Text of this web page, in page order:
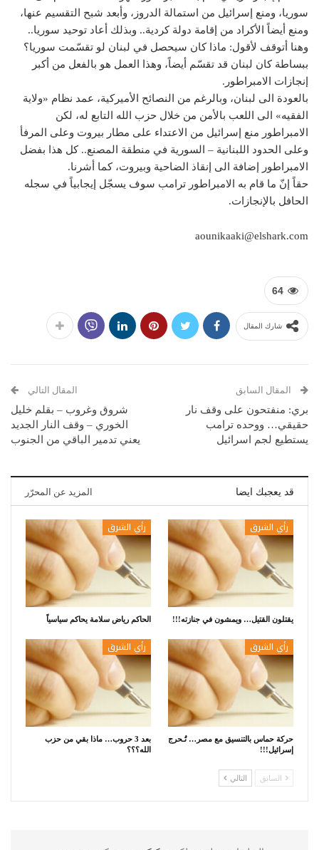
سوريا، ومنع إسرائيل من استمالة الدروز، وأبعد شبح التقسيم عنها،
ومنع أيضاً الأكراد من إقامة دولة كردية.. وبذلك أعاد توحيد سوريا..
وهنا أتوقف لأقول: ماذا كان سيحصل في لبنان لو تقسّمت سوريا؟
ببساطة كان لبنان قد تقسّم أيضاً، وهذا العمل هو بالفعل من أكبر
إنجازات الامبراطور.
بالعودة الى لبنان، وبالرغم من النصائح الأميركية، عمد نظام «ولاية
الفقيه» الى اللعب بالأمن من خلال حزب الله التابع له، لكن
الامبراطور منع إسرائيل من الاعتداء على مطار بيروت وعلى المرفأ
وعلى الحدود اللبنانية – السورية في منطقة المصنع.. كل هذا بفضل
الامبراطور إضافة الى إنقاذ الضاحية وبيروت، كما أشرنا.
حقاً إنّ ما قام به الامبراطور ترامب سوف يسجّل إيجابياً في سجله
الحافل بالإنجازات.
aounikaaki@elshark.com
64
شارك المقال
المقال السابق
بري: منفتحون على وقف نار
حقيقي… ووحده ترامب
يستطيع لجم اسرائيل
المقال التالي
شروق وغروب – بقلم خليل
الخوري – وقف النار الجديد
يعني تدمير الباقي من الجنوب
قد يعجبك ايضا المزيد عن المحرّر
رأي الشرق
يقتلون القتيل… ويمشون في جنازته!!!
رأي الشرق
الحاكم رياض سلامة يحاكم سياسياً
رأي الشرق
حركة حماس بالتنسيق مع مصر… تُـحرج
إسرائيل!!!
رأي الشرق
بعد 3 حروب… ماذا بقي من حزب
الله؟؟؟
السابق التالي